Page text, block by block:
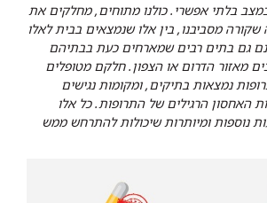
בלתי אפשרי. כולנו מתוחים, מחלקים את
מסביבנו, בין אלו שנמצאים בבית לאלו
גם בתים רבים שמארחים כעת בבתיהם
מאזור הדרום או הצפון. חלקם מטופלים
נמצאות בתיקים, ומקומות נגישים
האחסון הרגילים של התרופות. כל אלו
נוספות ומיותרות שיכולות להתרחש ממש